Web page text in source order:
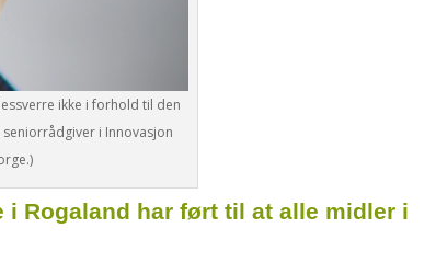
ikke i forhold til den
i Innovasjon
Rogaland har ført til at alle midler i